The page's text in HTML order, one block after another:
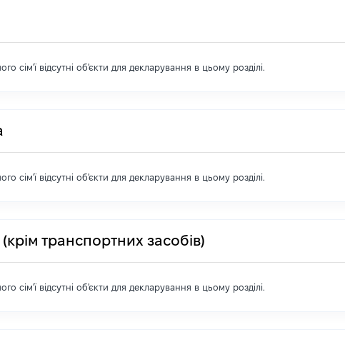
сім'ї відсутні об'єкти для декларування в цьому розділі.
сім'ї відсутні об'єкти для декларування в цьому розділі.
транспортних засобів)
сім'ї відсутні об'єкти для декларування в цьому розділі.